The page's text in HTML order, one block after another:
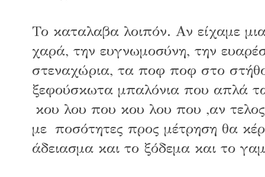
Το καταλαβα λοιπόν. Αν είχαμε
χαρά, την ευγνωμοσύνη, την
στεναχώρια, τα ποφ ποφ στο
ξεφούσκωτα μπαλόνια που απλά
κου λου που κου λου που ,αν
με ποσότητες προς μέτρηση θα
άδειασμα και το ξόδεμα και το